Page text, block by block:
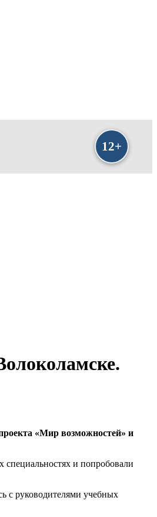
«Мир возможностей» и
и попробовали
с руководителями учебных